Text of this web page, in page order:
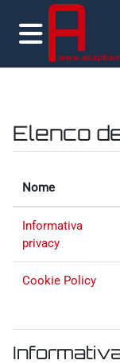
Vai al contenuto
Pannello
Elenco
Nome
Informativa
privacy
Cookie Policy